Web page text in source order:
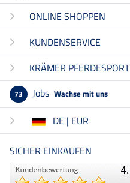
ONLINE SHOPPEN
KUNDENSERVICE
KRÄMER PFERDESPORT
73 Jobs Wachse mit uns
DE | EUR
SICHER EINKAUFEN